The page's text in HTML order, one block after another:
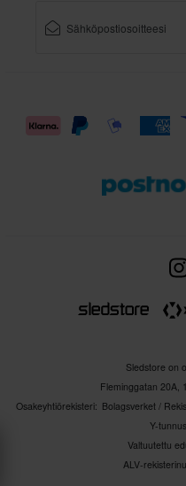
Sledstore on
Fleminggatan 20A,
Osakeyhtiörekisteri: Bolagsverket /
Y-
Valtuutettu
ALV-